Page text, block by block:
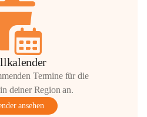
Termine für die
deiner Region an.
ansehen